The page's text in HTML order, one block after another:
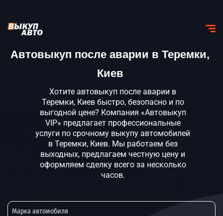
Автовыкуп после аварии в Теремки,
Киев
Хотите автовыкуп после аварии в
Теремки, Киев быстро, безопасно и по
выгодной цене? Компания «Автовыкуп
VIP» предлагает профессиональные
услуги по срочному выкупу автомобилей
в Теремки, Киев. Мы работаем без
выходных, предлагаем честную цену и
оформляем сделку всего за несколько
часов.
Марка автомобиля